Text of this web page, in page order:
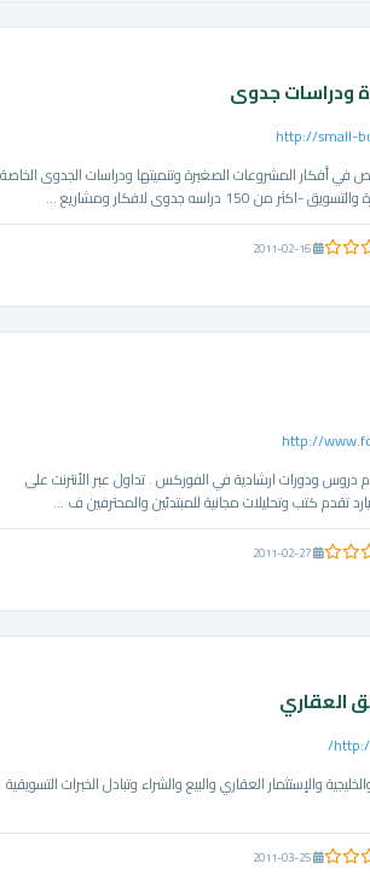
جدوى
http://
المشروعات الصغيرة وتنميتها ودراسات الجدوى الخاصة
جدوى لافكار ومشاريع ...
2011-02-16
http://
ودورات ارشادية في الفوركس . تداول عبر الأنترنت على
كتب وتحليلات مجانية للمبتدئين والمحترفين ف ...
2011-02-27
والإستثمار العقاري والبيع والشراء وتبادل الخبرات التسويقية
2011-03-25